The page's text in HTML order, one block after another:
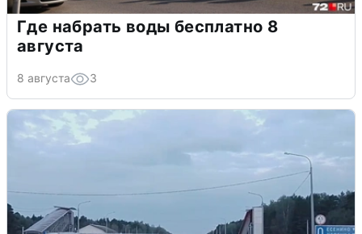
Где набрать воды бесплатно 8
августа
8 августа 3